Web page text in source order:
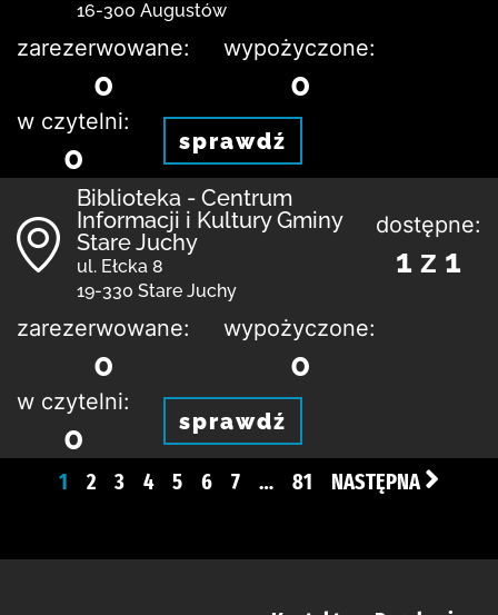
16-300 Augustów
zarezerwowane:
0
wypożyczone:
0
w czytelni:
0 sprawdź
Biblioteka - Centrum
Informacji i Kultury Gminy
Stare Juchy
ul. Ełcka 8
19-330 Stare Juchy
dostępne:
1 z 1
zarezerwowane:
0
wypożyczone:
0
w czytelni:
0 sprawdź
1 2 3 4 5 6 7 … 81 NASTĘPNA